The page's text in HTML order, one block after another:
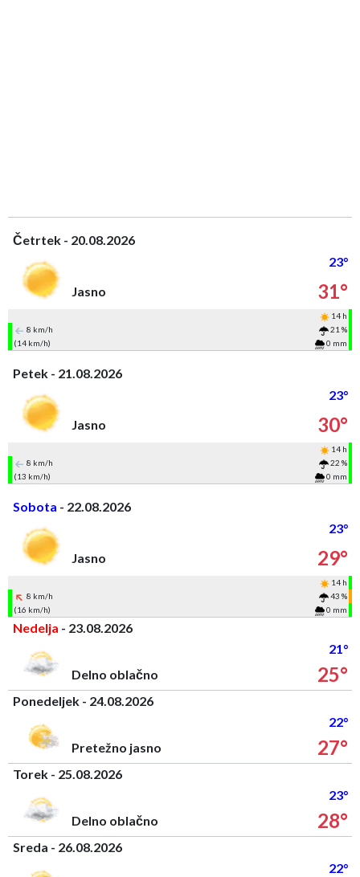
Četrtek - 20.08.2026
23°
Jasno
31°
14 h
8 km/h
21 %
(14 km/h)
0 mm
Petek - 21.08.2026
23°
Jasno
30°
14 h
8 km/h
22 %
(13 km/h)
0 mm
Sobota - 22.08.2026
23°
Jasno
29°
14 h
8 km/h
43 %
(16 km/h)
0 mm
Nedelja - 23.08.2026
21°
Delno oblačno
25°
Ponedeljek - 24.08.2026
22°
Pretežno jasno
27°
Torek - 25.08.2026
23°
Delno oblačno
28°
Sreda - 26.08.2026
22°